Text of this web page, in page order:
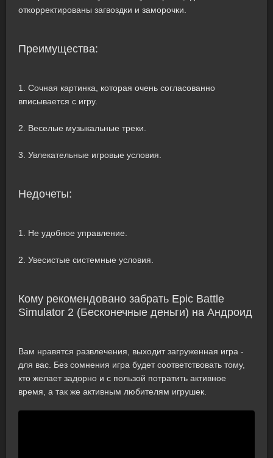
откорректированы загвоздки и заморочки.
Преимущества:
1. Сочная картинка, которая очень согласованно
вписывается с игру.
2. Веселые музыкальные треки.
3. Увлекательные игровые условия.
Недочеты:
1. Не удобное управление.
2. Увесистые системные условия.
Кому рекомендовано забрать Epic Battle
Simulator 2 (Бесконечные деньги) на Андроид
Вам нравятся развлечения, выходит загруженная игра -
для вас. Без сомнения игра будет соответствовать тому,
кто желает задорно и с пользой потратить активное
время, а так же активным любителям игрушек.